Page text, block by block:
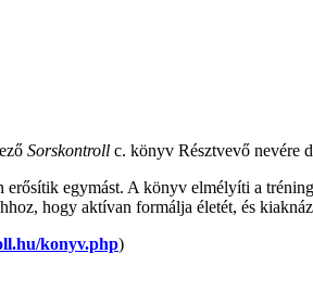
Sorskontroll c. könyv Résztvevő nevére
egymást. A könyv elmélyíti a
hogy aktívan formálja életét, és
konyv.php)